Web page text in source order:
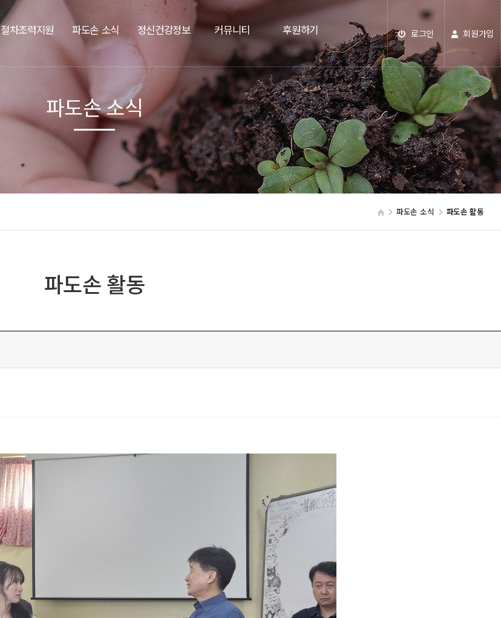
절차조력지원 파도손 소식 정신건강정보 커뮤니티 후원하기 로그인 회원가입
파도손 소식 파도손 활동
파도손 소식
파도손 활동